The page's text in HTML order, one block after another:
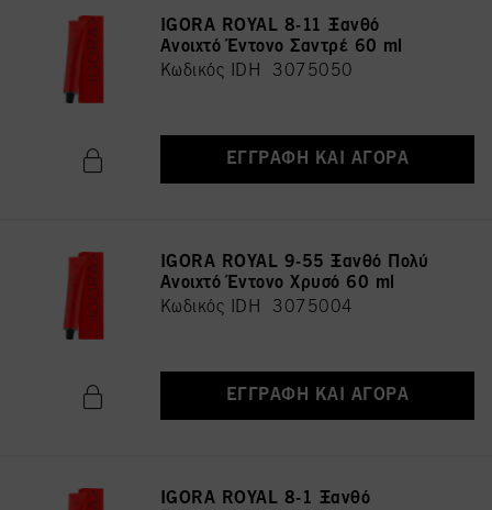
IGORA ROYAL 8-11 Ξανθό
Ανοιχτό Έντονο Σαντρέ 60 ml
Κωδικός IDH 3075050
ΕΓΓΡΑΦΉ ΚΑΙ ΑΓΟΡΆ
IGORA ROYAL 9-55 Ξανθό Πολύ
Ανοιχτό Έντονο Χρυσό 60 ml
Κωδικός IDH 3075004
ΕΓΓΡΑΦΉ ΚΑΙ ΑΓΟΡΆ
IGORA ROYAL 8-1 Ξανθό